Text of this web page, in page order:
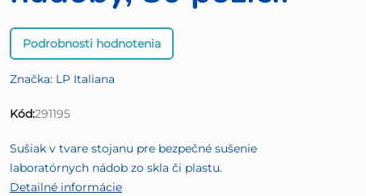
Priemerné
hodnotenie
je
0,0
5
hviezdičiek.
Podrobnosti hodnotenia
Značka: LP Italiana
Kód:291195
Sušiak v tvare stojanu pre bezpečné sušenie
laboratórnych nádob zo skla či plastu.
Detailné informácie